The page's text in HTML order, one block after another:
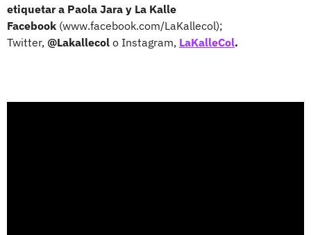
etiquetar a Paola Jara y La Kalle
Facebook (www.facebook.com/LaKallecol);
Twitter, @Lakallecol o Instagram, LaKalleCol.